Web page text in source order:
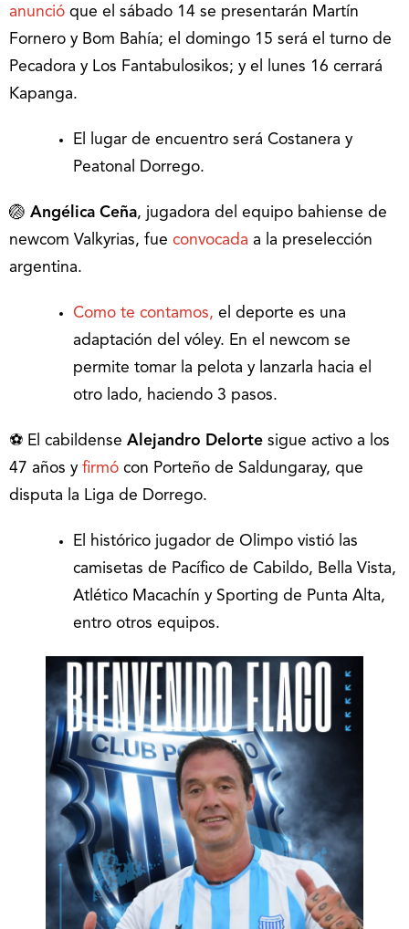
anunció que el sábado 14 se presentarán Martín
Fornero y Bom Bahía; el domingo 15 será el turno de
Pecadora y Los Fantabulosikos; y el lunes 16 cerrará
Kapanga.
El lugar de encuentro será Costanera y
Peatonal Dorrego.
🏐 Angélica Ceña, jugadora del equipo bahiense de
newcom Valkyrias, fue convocada a la preselección
argentina.
Como te contamos, el deporte es una
adaptación del vóley. En el newcom se
permite tomar la pelota y lanzarla hacia el
otro lado, haciendo 3 pasos.
⚽ El cabildense Alejandro Delorte sigue activo a los
47 años y firmó con Porteño de Saldungaray, que
disputa la Liga de Dorrego.
El histórico jugador de Olimpo vistió las
camisetas de Pacífico de Cabildo, Bella Vista,
Atlético Macachín y Sporting de Punta Alta,
entro otros equipos.